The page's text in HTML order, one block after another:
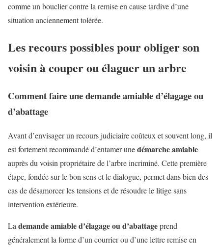
comme un bouclier contre la remise en cause tardive d’une
situation anciennement tolérée.
Les recours possibles pour obliger son
voisin à couper ou élaguer un arbre
Comment faire une demande amiable d’élagage ou
d’abattage
Avant d’envisager un recours judiciaire coûteux et souvent long, il
est fortement recommandé d’entamer unedémarche amiable
auprès du voisin propriétaire de l’arbre incriminé. Cette première
étape, fondée sur le bon sens et le dialogue, permet dans bien des
cas de désamorcer les tensions et de résoudre le litige sans
intervention extérieure.
La demande amiable d’élagage ou d’abattageprend
généralement la forme d’un courrier ou d’une lettre remise en